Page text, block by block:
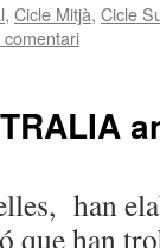
, Cicle Mitjà, Cicle
comentari
han
han